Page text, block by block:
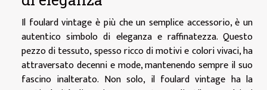
Il foulard vintage è più che un semplice accessorio, è un
autentico simbolo di eleganza e raffinatezza. Questo
pezzo di tessuto, spesso ricco di motivi e colori vivaci, ha
attraversato decenni e mode, mantenendo sempre il suo
fascino inalterato. Non solo, il foulard vintage ha la